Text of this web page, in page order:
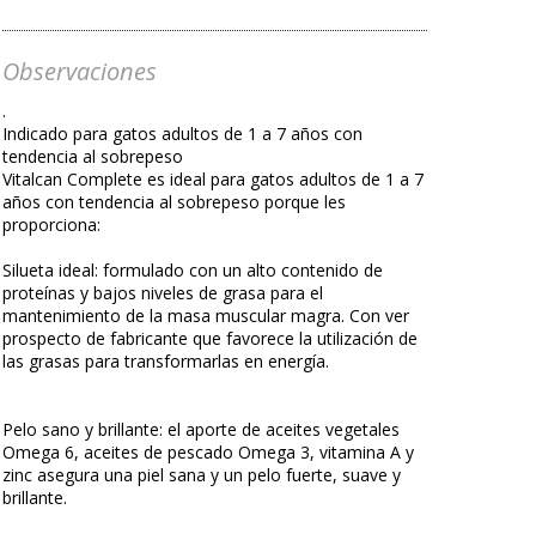
Observaciones
.
Indicado para gatos adultos de 1 a 7 años con
tendencia al sobrepeso
Vitalcan Complete es ideal para gatos adultos de 1 a 7
años con tendencia al sobrepeso porque les
proporciona:
Silueta ideal: formulado con un alto contenido de
proteínas y bajos niveles de grasa para el
mantenimiento de la masa muscular magra. Con ver
prospecto de fabricante que favorece la utilización de
las grasas para transformarlas en energía.
Pelo sano y brillante: el aporte de aceites vegetales
Omega 6, aceites de pescado Omega 3, vitamina A y
zinc asegura una piel sana y un pelo fuerte, suave y
brillante.